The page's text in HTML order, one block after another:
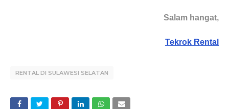
Salam hangat,
Tekrok Rental
RENTAL DI SULAWESI SELATAN